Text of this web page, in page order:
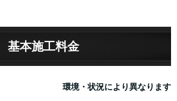
基本施工料金
環境・状況により異なります